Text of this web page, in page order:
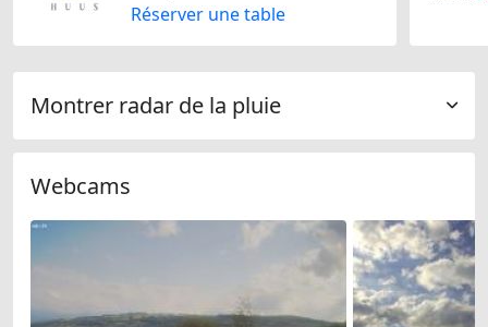
Réserver une table
Montrer radar de la pluie
Webcams